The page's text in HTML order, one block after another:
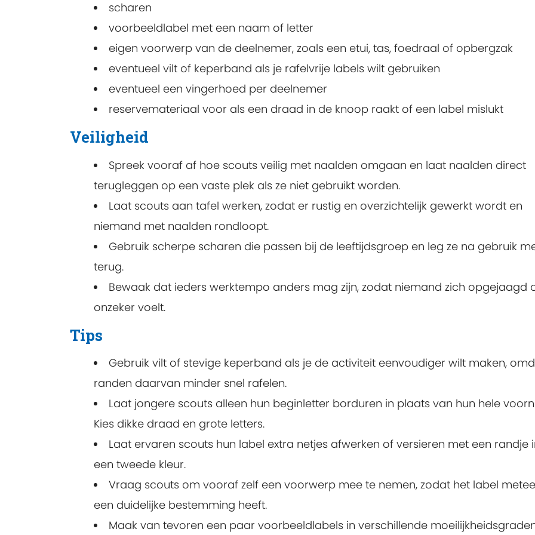
scharen
voorbeeldlabel met een naam of letter
eigen voorwerp van de deelnemer, zoals een etui, tas, foedraal of opbergzak
eventueel vilt of keperband als je rafelvrije labels wilt gebruiken
eventueel een vingerhoed per deelnemer
reservemateriaal voor als een draad in de knoop raakt of een label mislukt
Veiligheid
Spreek vooraf af hoe scouts veilig met naalden omgaan en laat naalden direct
terugleggen op een vaste plek als ze niet gebruikt worden.
Laat scouts aan tafel werken, zodat er rustig en overzichtelijk gewerkt wordt en
niemand met naalden rondloopt.
Gebruik scherpe scharen die passen bij de leeftijdsgroep en leg ze na gebruik
terug.
Bewaak dat ieders werktempo anders mag zijn, zodat niemand zich opgejaagd
onzeker voelt.
Tips
Gebruik vilt of stevige keperband als je de activiteit eenvoudiger wilt maken,
randen daarvan minder snel rafelen.
Laat jongere scouts alleen hun beginletter borduren in plaats van hun hele
Kies dikke draad en grote letters.
Laat ervaren scouts hun label extra netjes afwerken of versieren met een randje
een tweede kleur.
Vraag scouts om vooraf zelf een voorwerp mee te nemen, zodat het label
een duidelijke bestemming heeft.
Maak van tevoren een paar voorbeeldlabels in verschillende